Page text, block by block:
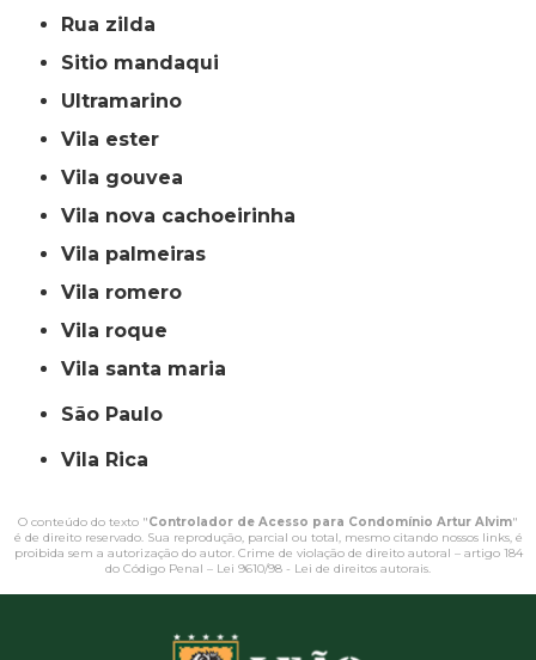
rua zilda
sitio mandaqui
ultramarino
vila ester
vila gouvea
vila nova cachoeirinha
vila palmeiras
vila romero
vila roque
vila santa maria
São Paulo
Vila Rica
O conteúdo do texto "Controlador de Acesso para Condomínio Artur Alvim"
é de direito reservado. Sua reprodução, parcial ou total, mesmo citando nossos links, é
proibida sem a autorização do autor. Crime de violação de direito autoral – artigo 184
do Código Penal – Lei 9610/98 - Lei de direitos autorais.